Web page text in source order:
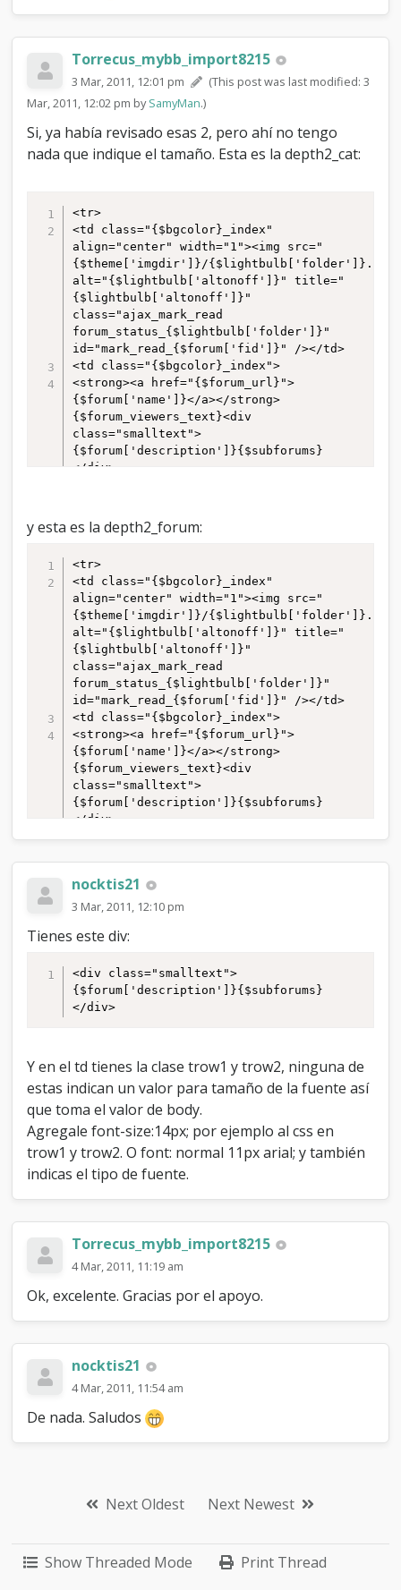
Torrecus_mybb_import8215
3 Mar, 2011, 12:01 pm
(This post was last modified: 3
Mar, 2011, 12:02 pm bySamyMan.)
Si, ya había revisado esas 2, pero ahí no tengo
nada que indique el tamaño. Esta es la depth2_cat:
<tr>
<td class="{$bgcolor}_index"
align="center" width="1"><img src="
{$theme['imgdir']}/{$lightbulb['folder']}.gif"
alt="{$lightbulb['altonoff']}" title="
{$lightbulb['altonoff']}"
class="ajax_mark_read
forum_status_{$lightbulb['folder']}"
id="mark_read_{$forum['fid']}" /></td>
<td class="{$bgcolor}_index">
<strong><a href="{$forum_url}">
{$forum['name']}</a></strong>
{$forum_viewers_text}<div
class="smalltext">
{$forum['description']}{$subforums}
</div>
align="right" style="white-space:
nowrap" width="100">{$posts}
{$lang->forumbit_posts}<br />{$threads}
{$unapproved['unapproved_threads']}
{$lang->forumbit_threads}</td>
<td class="{$bgcolor}_index"
align="left" style="white-space: nowrap"
width="200">{$lastpost}</td>
</tr>
y esta es la depth2_forum:
<tr>
<td class="{$bgcolor}_index"
align="center" width="1"><img src="
{$theme['imgdir']}/{$lightbulb['folder']}.gif"
alt="{$lightbulb['altonoff']}" title="
{$lightbulb['altonoff']}"
class="ajax_mark_read
forum_status_{$lightbulb['folder']}"
id="mark_read_{$forum['fid']}" /></td>
<td class="{$bgcolor}_index">
<strong><a href="{$forum_url}">
{$forum['name']}</a></strong>
{$forum_viewers_text}<div
class="smalltext">
{$forum['description']}{$subforums}
</div>
</td>
nowrap" width="100">{$posts}
{$unapproved['unapproved_posts']}
{$unapproved['unapproved_threads']}
<td class="{$bgcolor}_index"
align="left" style="white-space: nowrap"
width="200">{$lastpost}</td>
nocktis21
3 Mar, 2011, 12:10 pm
Tienes este div:
<div class="smalltext">
{$forum['description']}{$subforums}
</div>
Y en el td tienes la clase trow1 y trow2, ninguna de
estas indican un valor para tamaño de la fuente así
que toma el valor de body.
Agregale font-size:14px; por ejemplo al css en
trow1 y trow2. O font: normal 11px arial; y también
indicas el tipo de fuente.
Torrecus_mybb_import8215
4 Mar, 2011, 11:19 am
Ok, excelente. Gracias por el apoyo.
nocktis21
4 Mar, 2011, 11:54 am
De nada. Saludos
Next Oldest Next Newest
Show Threaded Mode Print Thread